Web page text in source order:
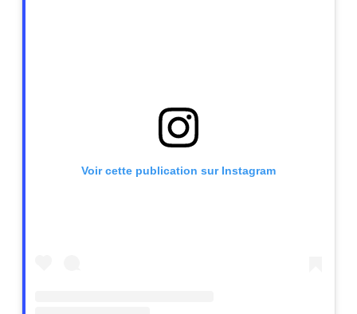
Voir cette publication sur Instagram